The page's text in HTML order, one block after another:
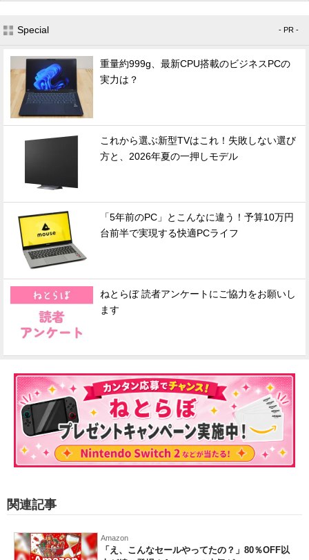
Special - PR -
重量約999g、最新CPU搭載のビジネスPCの
実力は？
これから選ぶ新型TVはこれ！失敗しない選び
方と、2026年夏の一押しモデル
「5年前のPC」とこんなに違う！予算10万円
台前半で実現する快適PCライフ
ねとらぼ 読者アンケートにご協力をお願いし
ます
関連記事
Amazon
「え、こんなセールやってたの？」80％OFF以